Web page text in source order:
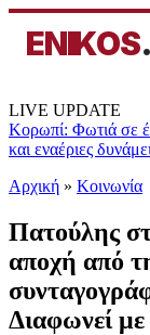
ENIKOS.
LIVE UPDATE
Κορωπί: Φωτιά σε
και εναέριες
Αρχική » Κοινωνία
Πατούλης
αποχή από
Διαφωνεί